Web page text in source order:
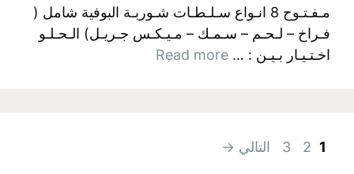
مـفـتـوح 8 انـواع سـلـطـات شـوربـة البوفية شامل (
فـراخ – لـحـم – سـمـك – مـيـكـس جـريـل) الـحـلـو
اخـتـيـار بـيـن : … Read more
Page
1
Page
2
Page
3 التالي →